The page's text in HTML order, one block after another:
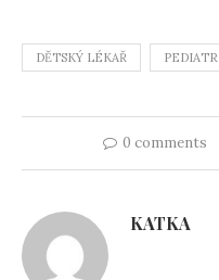
DĚTSKÝ LÉKAŘ PEDIATR
0 comments
KATKA